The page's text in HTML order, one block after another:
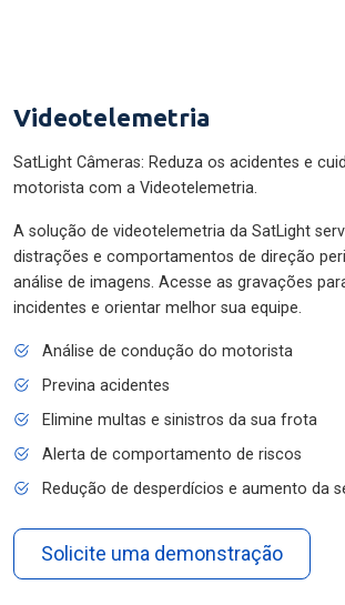
Videotelemetria
SatLight Câmeras: Reduza os acidentes e
motorista com a Videotelemetria.
A solução de videotelemetria da SatLight
distrações e comportamentos de direção
análise de imagens. Acesse as gravações
incidentes e orientar melhor sua equipe.
Análise de condução do motorista
Previna acidentes
Elimine multas e sinistros da sua frota
Alerta de comportamento de riscos
Redução de desperdícios e aumento da
Solicite uma demonstração